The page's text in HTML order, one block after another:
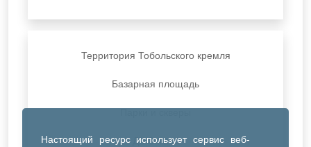
Настоящий ресурс использует сервис веб-
Территория Тобольского кремля
Базарная площадь
ДК Синтез